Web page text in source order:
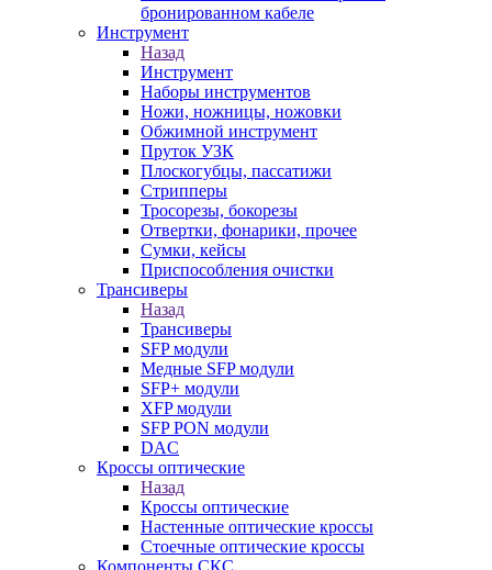
бронированном кабеле
Инструмент
Назад
Инструмент
Наборы инструментов
Ножи, ножницы, ножовки
Обжимной инструмент
Пруток УЗК
Плоскогубцы, пассатижи
Стрипперы
Тросорезы, бокорезы
Отвертки, фонарики, прочее
Сумки, кейсы
Приспособления очистки
Трансиверы
Назад
Трансиверы
SFP модули
Медные SFP модули
SFP+ модули
XFP модули
SFP PON модули
DAC
Кроссы оптические
Назад
Кроссы оптические
Настенные оптические кроссы
Стоечные оптические кроссы
Компоненты СКС